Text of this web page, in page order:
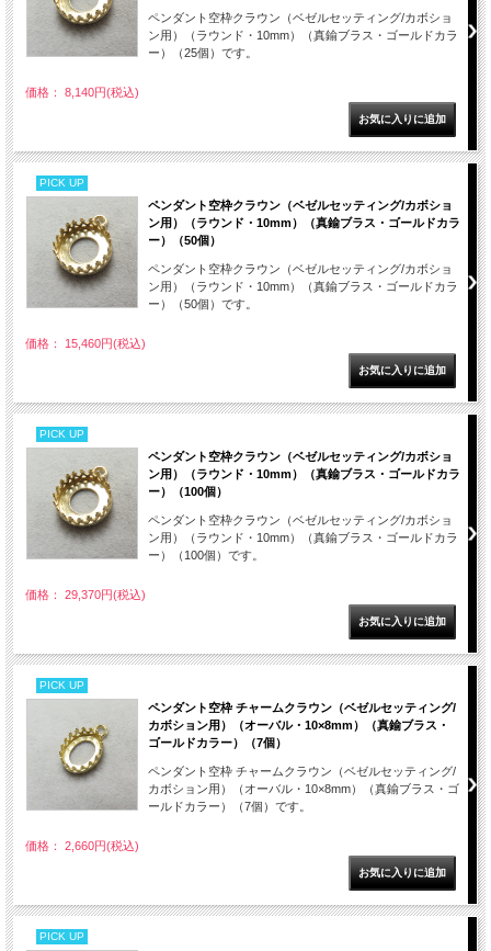
ペンダント空枠クラウン（ベゼルセッティング/カボショ
ン用）（ラウンド・10mm）（真鍮ブラス・ゴールドカラ
ー）（25個）です。
価格： 8,140円(税込)
PICK UP
ペンダント空枠クラウン（ベゼルセッティング/カボショ
ン用）（ラウンド・10mm）（真鍮ブラス・ゴールドカラ
ー）（50個）
ペンダント空枠クラウン（ベゼルセッティング/カボショ
ン用）（ラウンド・10mm）（真鍮ブラス・ゴールドカラ
ー）（50個）です。
価格： 15,460円(税込)
PICK UP
ペンダント空枠クラウン（ベゼルセッティング/カボショ
ン用）（ラウンド・10mm）（真鍮ブラス・ゴールドカラ
ー）（100個）
ペンダント空枠クラウン（ベゼルセッティング/カボショ
ン用）（ラウンド・10mm）（真鍮ブラス・ゴールドカラ
ー）（100個）です。
価格： 29,370円(税込)
PICK UP
ペンダント空枠 チャームクラウン（ベゼルセッティング/
カボション用）（オーバル・10×8mm）（真鍮ブラス・
ゴールドカラー）（7個）
ペンダント空枠 チャームクラウン（ベゼルセッティング/
カボション用）（オーバル・10×8mm）（真鍮ブラス・ゴ
ールドカラー）（7個）です。
価格： 2,660円(税込)
PICK UP